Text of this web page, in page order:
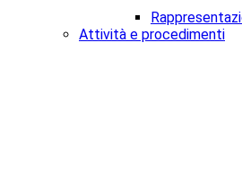
Attività e procedimenti